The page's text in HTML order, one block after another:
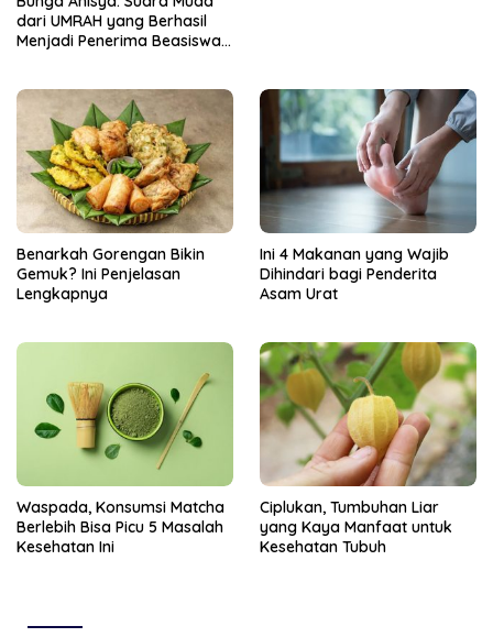
dari UMRAH yang Berhasil
Menjadi Penerima Beasiswa
Benarkah Gorengan Bikin
Gemuk? Ini Penjelasan
Lengkapnya
Ini 4 Makanan yang Wajib
Dihindari bagi Penderita
Asam Urat
Waspada, Konsumsi Matcha
Berlebih Bisa Picu 5 Masalah
Kesehatan Ini
Ciplukan, Tumbuhan Liar
yang Kaya Manfaat untuk
Kesehatan Tubuh